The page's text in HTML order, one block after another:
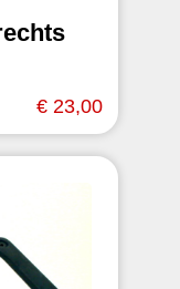
€ 23,00